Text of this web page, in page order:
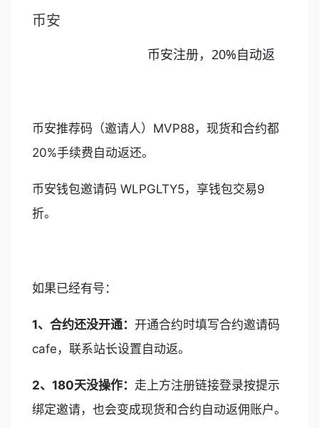
币安
币安注册，20%自动返
币安推荐码（邀请人）MVP88，现货和合约都
20%手续费自动返还。
币安钱包邀请码 WLPGLTY5，享钱包交易9
折。
如果已经有号：
1、合约还没开通： 开通合约时填写合约邀请码
cafe，联系站长设置自动返。
2、180天没操作： 走上方注册链接登录按提示
绑定邀请，也会变成现货和合约自动返佣账户。